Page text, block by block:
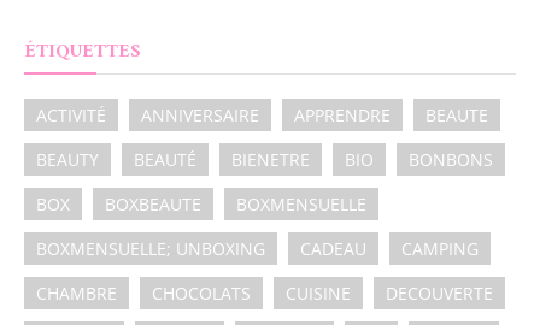
ÉTIQUETTES
ACTIVITÉ ANNIVERSAIRE APPRENDRE
BEAUTE
BEAUTY
BEAUTÉ BIENETRE BIO
BONBONS
BOX
BOXBEAUTE
BOXMENSUELLE
BOXMENSUELLE; UNBOXING
CADEAU
CAMPING
CHAMBRE
CHOCOLATS CUISINE
DECOUVERTE